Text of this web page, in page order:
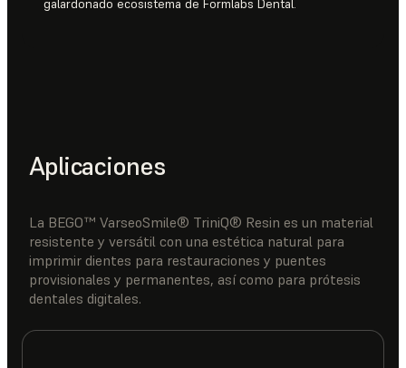
Aplicaciones
La BEGO™ VarseoSmile® TriniQ® Resin es un material
resistente y versátil con una estética natural para
imprimir dientes para restauraciones y puentes
provisionales y permanentes, así como para prótesis
dentales digitales.